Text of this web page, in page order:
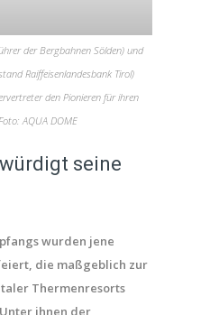
der Bergbahnen Sölden) und
Raiffeisenlandesbank Tirol)
den Pionieren für ihren
AQUA DOME
seine
wurden jene
die maßgeblich zur
Thermenresorts
ihnen der